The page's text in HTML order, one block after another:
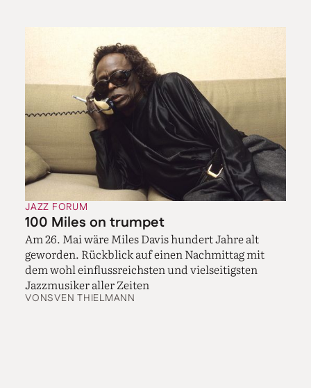
JAZZ FORUM
100 Miles on trumpet
Am 26. Mai wäre Miles Davis hundert Jahre alt
geworden. Rückblick auf einen Nachmittag mit
dem wohl einflussreichsten und vielseitigsten
Jazzmusiker aller Zeiten
VONSVEN THIELMANN